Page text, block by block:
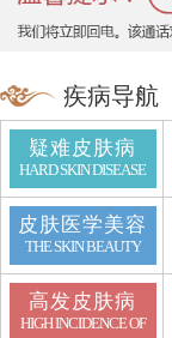
疾病导航
疑难皮肤病
HARD SKIN DISEASE
皮肤医学美容
THE SKIN BEAUTY
高发皮肤病
HIGH INCIDENCE OF